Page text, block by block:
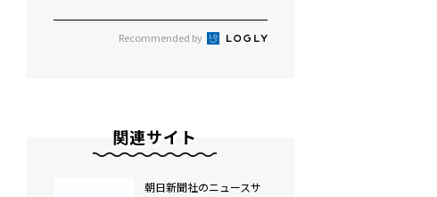
Recommended by
関連サイト
朝日新聞社のニュースサ